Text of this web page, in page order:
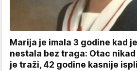
Marija je imala 3 godine kad
nestala bez traga: Otac
je traži, 42 godine kasnije